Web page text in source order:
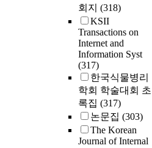
회지 (318)
KSII
Transactions on
Internet and
Information Syst
(317)
한국식물병리
학회 학술대회 초
록집 (317)
논문집 (303)
The Korean
Journal of Internal